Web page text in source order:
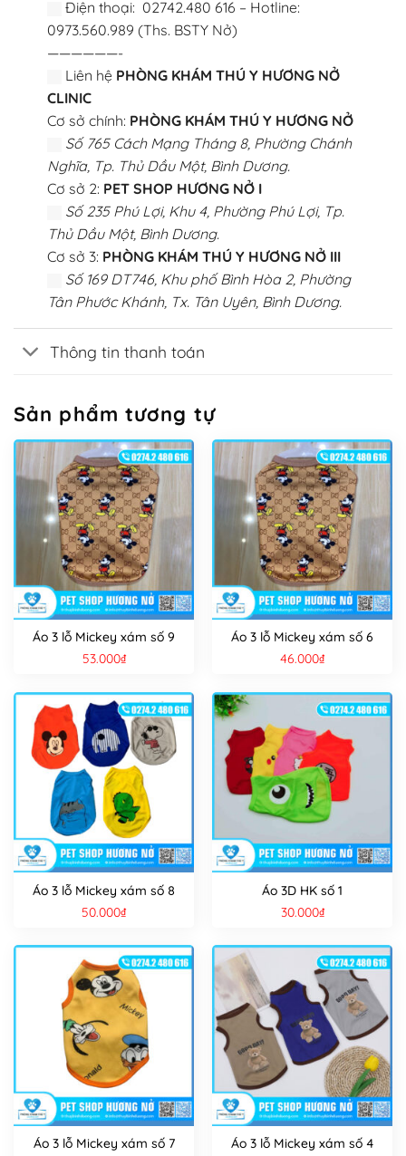
Điện thoại: 02742.480 616 – Hotline:
0973.560.989 (Ths. BSTY Nở)
——————-
Liên hệ PHÒNG KHÁM THÚ Y HƯƠNG NỞ
CLINIC
Cơ sở chính: PHÒNG KHÁM THÚ Y HƯƠNG NỞ
Số 765 Cách Mạng Tháng 8, Phường Chánh
Nghĩa, Tp. Thủ Dầu Một, Bình Dương.
Cơ sở 2: PET SHOP HƯƠNG NỞ I
Số 235 Phú Lợi, Khu 4, Phường Phú Lợi, Tp.
Thủ Dầu Một, Bình Dương.
Cơ sở 3: PHÒNG KHÁM THÚ Y HƯƠNG NỞ III
Số 169 DT746, Khu phố Bình Hòa 2, Phường
Tân Phước Khánh, Tx. Tân Uyên, Bình Dương.
Thông tin thanh toán
Sản phẩm tương tự
Áo 3 lỗ Mickey xám số 9
53.000₫
Áo 3 lỗ Mickey xám số 6
46.000₫
Áo 3 lỗ Mickey xám số 8
50.000₫
Áo 3D HK số 1
30.000₫
Áo 3 lỗ Mickey xám số 7
Áo 3 lỗ Mickey xám số 4